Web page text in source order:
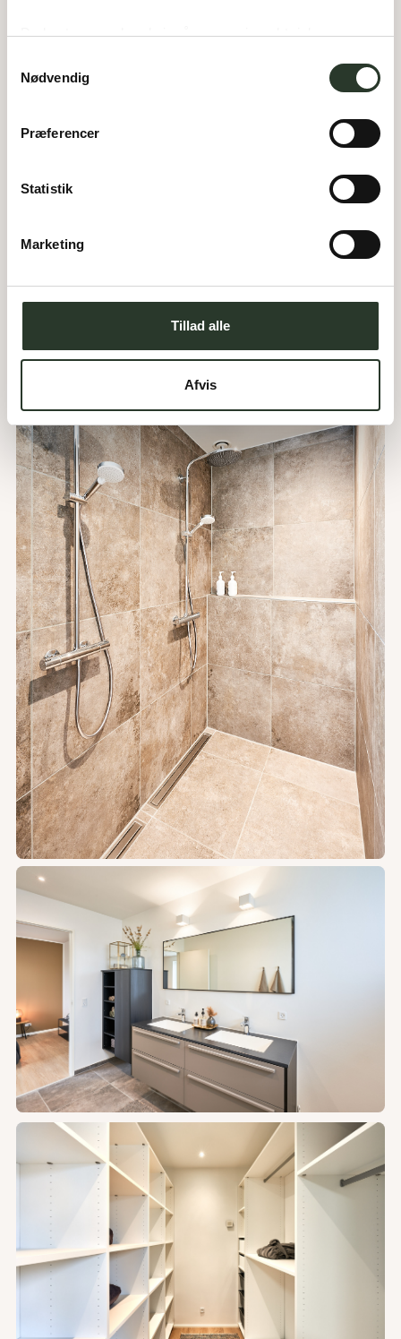
Du bestemmer, hvad vi må gemme i værktøjskassen –
Nødvendig
Præferencer
Statistik
Marketing
Tillad alle
Afvis